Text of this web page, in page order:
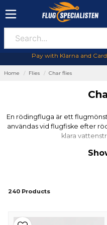
Pay with Klarna and
Home Flies Char flies
En rödingfluga är ett
användas vid flugfiske efter
klara
Här är en
240 Products